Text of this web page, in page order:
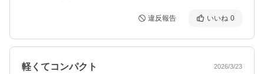
違反報告 いいね 0
軽くてコンパクト 2026/3/23